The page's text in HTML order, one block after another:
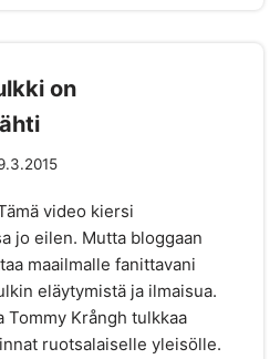
on
video kiersi
jo eilen. Mutta bloggaan
maailmalle fanittavani
eläytymistä ja ilmaisua.
Tommy Krångh tulkkaa
ruotsalaiselle yleisölle.